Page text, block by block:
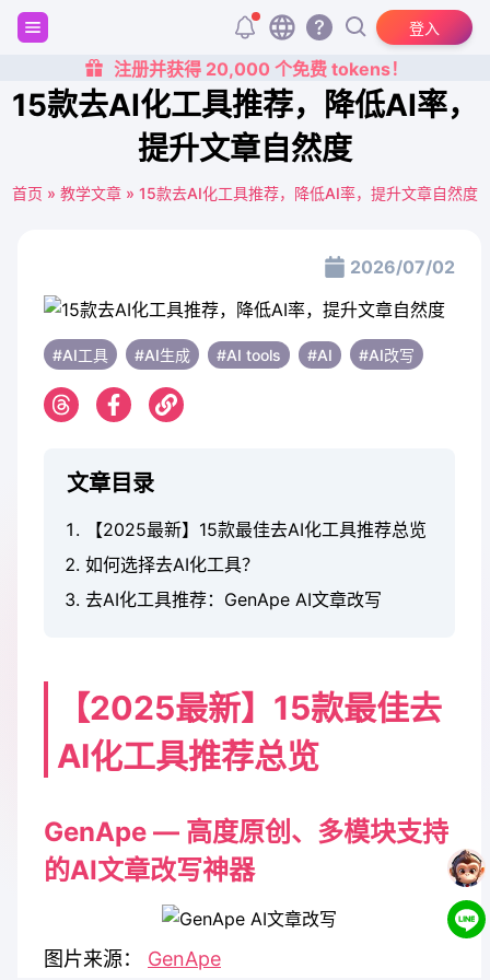
登入
注册并获得 20,000 个免费 tokens！
15款去AI化工具推荐，降低AI率，
提升文章自然度
首页 » 教学文章 » 15款去AI化工具推荐，降低AI率，提升文章自然度
2026/07/02
#AI工具 #AI生成 #AI tools #AI #AI改写
文章目录
【2025最新】15款最佳去AI化工具推荐总览
如何选择去AI化工具？
去AI化工具推荐：GenApe AI文章改写
【2025最新】15款最佳去
AI化工具推荐总览
GenApe — 高度原创、多模块支持
的AI文章改写神器
图片来源： GenApe